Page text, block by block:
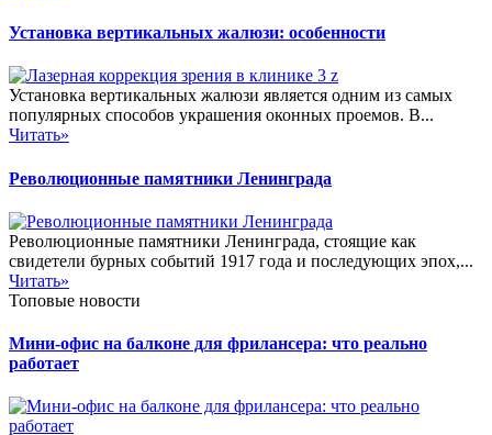
Установка вертикальных жалюзи: особенности
Установка вертикальных жалюзи является одним из самых
популярных способов украшения оконных проемов. В...
Читать»
Революционные памятники Ленинграда
Революционные памятники Ленинграда, стоящие как
свидетели бурных событий 1917 года и последующих эпох,...
Читать»
Топовые новости
Мини-офис на балконе для фрилансера: что реально
работает